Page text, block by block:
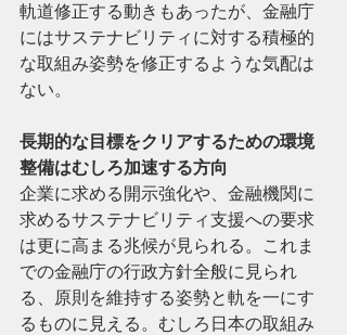
軌道修正する動きもあったが、金融庁
にはサステナビリティに対する積極的
な取組み姿勢を修正するような気配は
ない。
長期的な目標をクリアするための環境
整備はむしろ加速する方向
企業に求める開示強化や、金融機関に
求めるサステナビリティ支援への要求
は更に高まる兆候が見られる。これま
での金融庁の行政方針全般に見られ
る、原則を維持する姿勢と軌を一にす
るものに見える。むしろ日本の取組み